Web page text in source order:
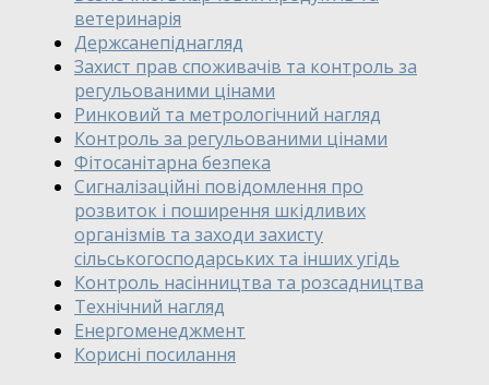
ветеринарія
Держсанепіднагляд
Захист прав споживачів та контроль за
регульованими цінами
Ринковий та метрологічний нагляд
Контроль за регульованими цінами
Фітосанітарна безпека
Сигналізаційні повідомлення про
розвиток і поширення шкідливих
організмів та заходи захисту
сільськогосподарських та інших угідь
Контроль насінництва та розсадництва
Технічний нагляд
Енергоменеджмент
Корисні посилання